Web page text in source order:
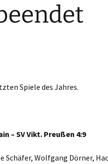
Spiele des Jahres.
– SV Vikt. Preußen 4:9
Schäfer, Wolfgang Dörner,